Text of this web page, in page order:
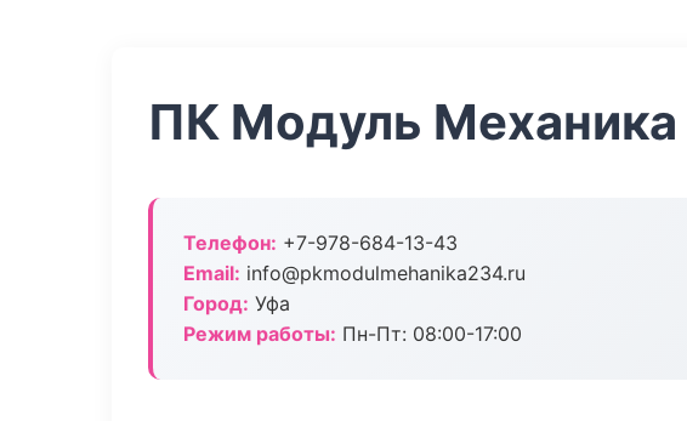
ПК Модуль Механика
Телефон: +7-978-684-13-43
Email: info@pkmodulmehanika234.ru
Город: Уфа
Режим работы: Пн-Пт: 08:00-17:00